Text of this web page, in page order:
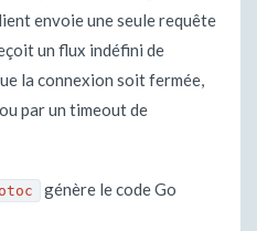
envoie une seule requête
un flux indéfini de
la connexion soit fermée,
par un timeout de
génère le code Go